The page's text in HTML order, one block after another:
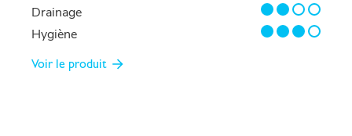
Drainage
2/4
Hygiène
3/4
Voir le produit